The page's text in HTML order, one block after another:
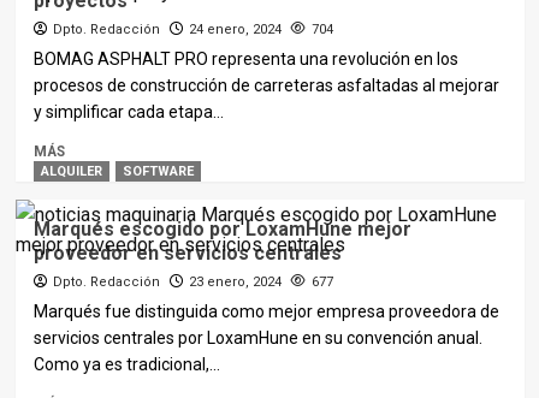
Dpto. Redacción 24 enero, 2024 704
BOMAG ASPHALT PRO representa una revolución en los
procesos de construcción de carreteras asfaltadas al mejorar
y simplificar cada etapa...
MÁS
ALQUILER SOFTWARE
Marqués escogido por LoxamHune mejor
proveedor en servicios centrales
Dpto. Redacción 23 enero, 2024 677
Marqués fue distinguida como mejor empresa proveedora de
servicios centrales por LoxamHune en su convención anual.
Como ya es tradicional,...